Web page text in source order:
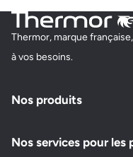
Thermor, marque
à vos besoins.
Nos produits
Nos services pour les